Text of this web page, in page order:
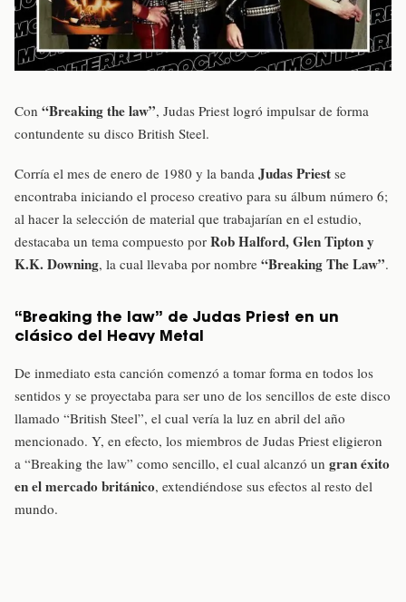
Con “Breaking the law”, Judas Priest logró impulsar de forma
contundente su disco British Steel.
Corría el mes de enero de 1980 y la banda Judas Priest se
encontraba iniciando el proceso creativo para su álbum número 6;
al hacer la selección de material que trabajarían en el estudio,
destacaba un tema compuesto por Rob Halford, Glen Tipton y
K.K. Downing, la cual llevaba por nombre “Breaking The Law”.
“Breaking the law” de Judas Priest en un
clásico del Heavy Metal
De inmediato esta canción comenzó a tomar forma en todos los
sentidos y se proyectaba para ser uno de los sencillos de este disco
llamado “British Steel”, el cual vería la luz en abril del año
mencionado. Y, en efecto, los miembros de Judas Priest eligieron
a “Breaking the law” como sencillo, el cual alcanzó un gran éxito
en el mercado británico, extendiéndose sus efectos al resto del
mundo.